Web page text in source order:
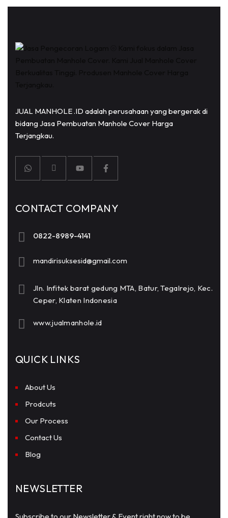
JUAL MANHOLE .ID adalah perusahaan yang bergerak di
bidang Jasa Pembuatan Manhole Cover Harga
Terjangkau.
CONTACT COMPANY
0822-8989-4141
mandirisuksesid@gmail.com
Jln. Infitek barat gedung MTA, Batur, Tegalrejo, Kec.
Ceper, Klaten Indonesia
www.jualmanhole.id
QUICK LINKS
About Us
Prodcuts
Our Process
Contact Us
Blog
NEWSLETTER
Subscribe to our Newsletter & Event right now to be